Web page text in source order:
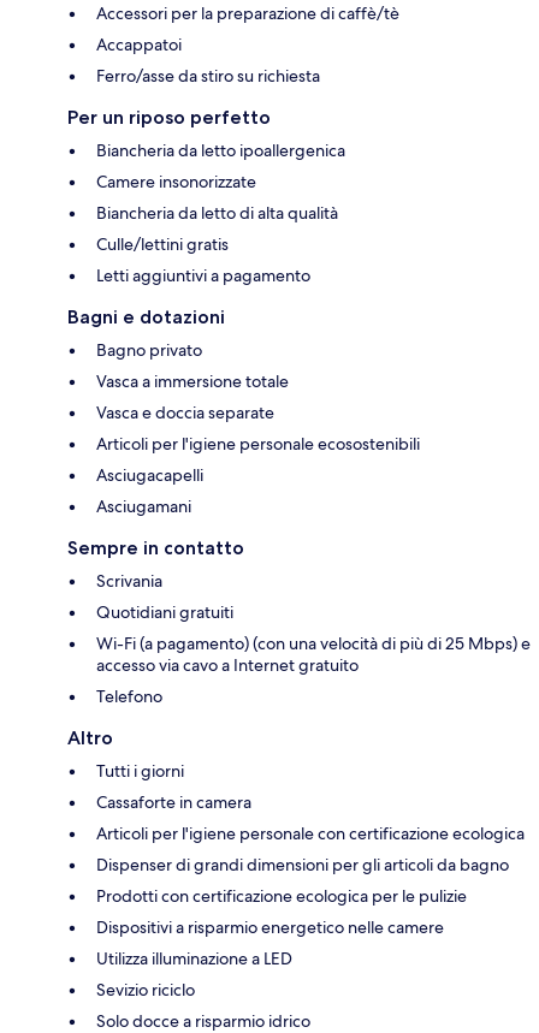
Accessori per la preparazione di caffè/tè
Accappatoi
Ferro/asse da stiro su richiesta
Per un riposo perfetto
Biancheria da letto ipoallergenica
Camere insonorizzate
Biancheria da letto di alta qualità
Culle/lettini gratis
Letti aggiuntivi a pagamento
Bagni e dotazioni
Bagno privato
Vasca a immersione totale
Vasca e doccia separate
Articoli per l'igiene personale ecosostenibili
Asciugacapelli
Asciugamani
Sempre in contatto
Scrivania
Quotidiani gratuiti
Wi-Fi (a pagamento) (con una velocità di più di 25 Mbps) e
accesso via cavo a Internet gratuito
Telefono
Altro
Tutti i giorni
Cassaforte in camera
Articoli per l'igiene personale con certificazione ecologica
Dispenser di grandi dimensioni per gli articoli da bagno
Prodotti con certificazione ecologica per le pulizie
Dispositivi a risparmio energetico nelle camere
Utilizza illuminazione a LED
Sevizio riciclo
Solo docce a risparmio idrico